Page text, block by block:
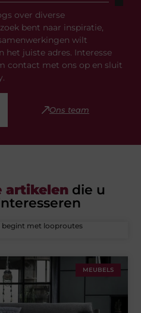
over diverse
bent naar inspiratie,
wilt
het juiste adres. Interesse
contact met ons op en sluit
Ons team
artikelen die u
met looproutes
MEUBELS